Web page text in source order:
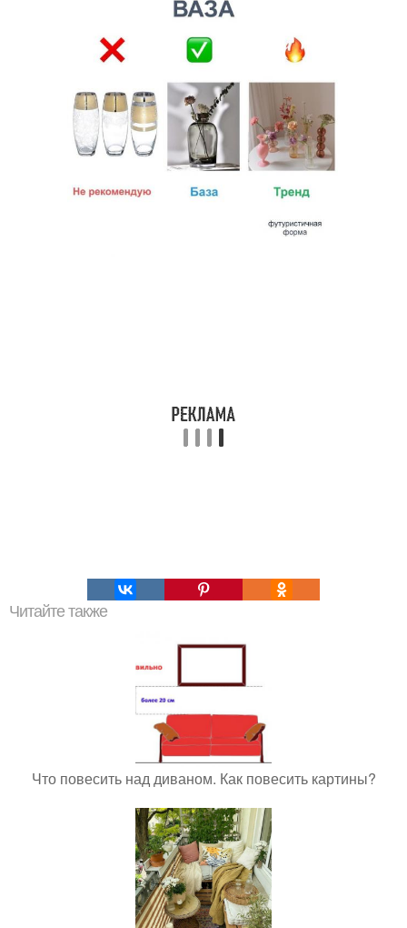
Читайте также
Что повесить над диваном. Как повесить картины?